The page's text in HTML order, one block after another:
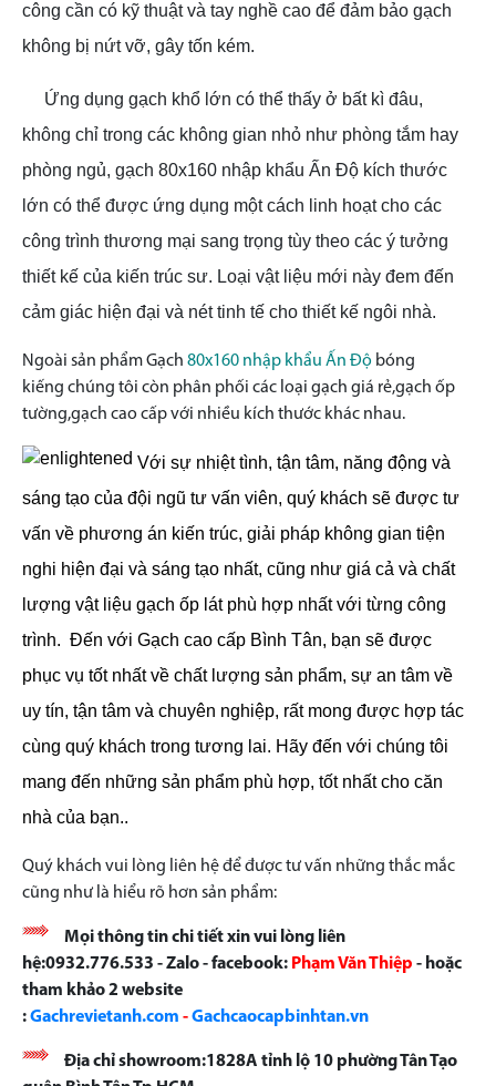
công cần có kỹ thuật và tay nghề cao để đảm bảo gạch
không bị nứt vỡ, gây tốn kém.
Ứng dụng gạch khổ lớn có thể thấy ở bất kì đâu,
không chỉ trong các không gian nhỏ như phòng tắm hay
phòng ngủ, gạch 80x160 nhập khẩu Ấn Độ kích thước
lớn có thể được ứng dụng một cách linh hoạt cho các
công trình thương mại sang trọng tùy theo các ý tưởng
thiết kế của kiến trúc sư. Loại vật liệu mới này đem đến
cảm giác hiện đại và nét tinh tế cho thiết kế ngôi nhà.
Ngoài sản phẩm Gạch 80x160 nhập khẩu Ấn Độ bóng
kiếng chúng tôi còn phân phối các loại gạch giá rẻ,gạch ốp
tường,gạch cao cấp với nhiều kích thước khác nhau.
Với sự nhiệt tình, tận tâm, năng động và
sáng tạo của đội ngũ tư vấn viên, quý khách sẽ được tư
vấn về phương án kiến trúc, giải pháp không gian tiện
nghi hiện đại và sáng tạo nhất, cũng như giá cả và chất
lượng vật liệu gạch ốp lát phù hợp nhất với từng công
trình. Đến với Gạch cao cấp Bình Tân, bạn sẽ được
phục vụ tốt nhất về chất lượng sản phẩm, sự an tâm về
uy tín, tận tâm và chuyên nghiệp, rất mong được hợp tác
cùng quý khách trong tương lai. Hãy đến với chúng tôi
mang đến những sản phẩm phù hợp, tốt nhất cho căn
nhà của bạn..
Quý khách vui lòng liên hệ để được tư vấn những thắc mắc
cũng như là hiểu rõ hơn sản phẩm:
Mọi thông tin chi tiết xin vui lòng liên
hệ:0932.776.533 - Zalo - facebook: Phạm Văn Thiệp - hoặc
tham khảo 2 website
:Gachrevietanh.com -Gachcaocapbinhtan.vn
Địa chỉ showroom:1828A tỉnh lộ 10 phường Tân Tạo